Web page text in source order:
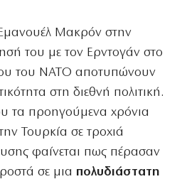
Μακρόν στην
του με τον Ερντογάν στο
του ΝΑΤΟ αποτυπώνουν
στη διεθνή πολιτική.
τα προηγούμενα χρόνια
Τουρκία σε τροχιά
φαίνεται πως πέρασαν
σε μια πολυδιάστατη